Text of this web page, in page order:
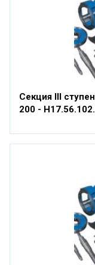
Секция III
200 -